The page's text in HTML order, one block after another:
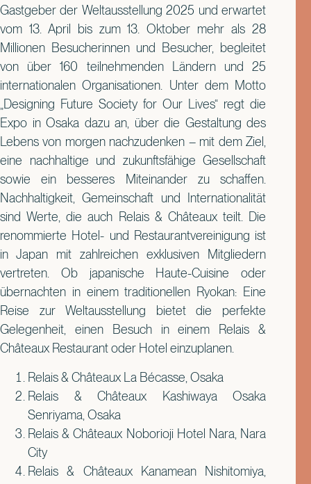
Gastgeber der Weltausstellung 2025 und erwartet
vom 13. April bis zum 13. Oktober mehr als 28
Millionen Besucherinnen und Besucher, begleitet
von über 160 teilnehmenden Ländern und 25
internationalen Organisationen. Unter dem Motto
„Designing Future Society for Our Lives“ regt die
Expo in Osaka dazu an, über die Gestaltung des
Lebens von morgen nachzudenken – mit dem Ziel,
eine nachhaltige und zukunftsfähige Gesellschaft
sowie ein besseres Miteinander zu schaffen.
Nachhaltigkeit, Gemeinschaft und Internationalität
sind Werte, die auch Relais & Châteaux teilt. Die
renommierte Hotel- und Restaurantvereinigung ist
in Japan mit zahlreichen exklusiven Mitgliedern
vertreten. Ob japanische Haute-Cuisine oder
übernachten in einem traditionellen Ryokan: Eine
Reise zur Weltausstellung bietet die perfekte
Gelegenheit, einen Besuch in einem Relais &
Châteaux Restaurant oder Hotel einzuplanen.
Relais & Châteaux La Bécasse, Osaka
Relais & Châteaux Kashiwaya Osaka
Senriyama, Osaka
Relais & Châteaux Noborioji Hotel Nara, Nara
City
Relais & Châteaux Kanamean Nishitomiya,